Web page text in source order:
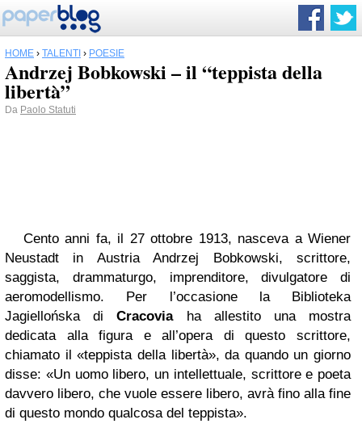
HOME › TALENTI › POESIE
Andrzej Bobkowski – il “teppista della
libertà”
Da Paolo Statuti
Cento anni fa, il 27 ottobre 1913, nasceva a Wiener
Neustadt in Austria Andrzej Bobkowski, scrittore,
saggista, drammaturgo, imprenditore, divulgatore di
aeromodellismo. Per l’occasione la Biblioteka
Jagiellońska diCracoviaha allestito una mostra
dedicata alla figura e all’opera di questo scrittore,
chiamato il «teppista della libertà», da quando un giorno
disse: «Un uomo libero, un intellettuale, scrittore e poeta
davvero libero, che vuole essere libero, avrà fino alla fine
di questo mondo qualcosa del teppista».